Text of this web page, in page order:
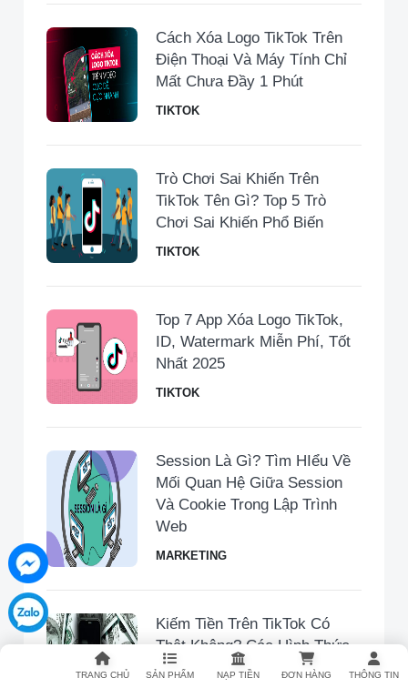
TRANG CHỦ SẢN PHẨM NẠP TIỀN ĐƠN HÀNG THÔNG TIN
Cách Xóa Logo TikTok Trên
Điện Thoại Và Máy Tính Chỉ
Mất Chưa Đầy 1 Phút
TIKTOK
Trò Chơi Sai Khiến Trên
TikTok Tên Gì? Top 5 Trò
Chơi Sai Khiến Phổ Biến
TIKTOK
Top 7 App Xóa Logo TikTok,
ID, Watermark Miễn Phí, Tốt
Nhất 2025
TIKTOK
Session Là Gì? Tìm HIểu Về
Mối Quan Hệ Giữa Session
Và Cookie Trong Lập Trình
Web
MARKETING
Kiếm Tiền Trên TikTok Có
Thật Không? Các Hình Thức
Kiếm Tiền Từ TikTok Mới